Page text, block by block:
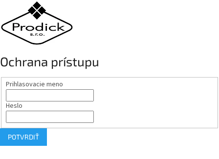
Ochrana prístupu
Prihlasovacie meno
Heslo
POTVRDIŤ